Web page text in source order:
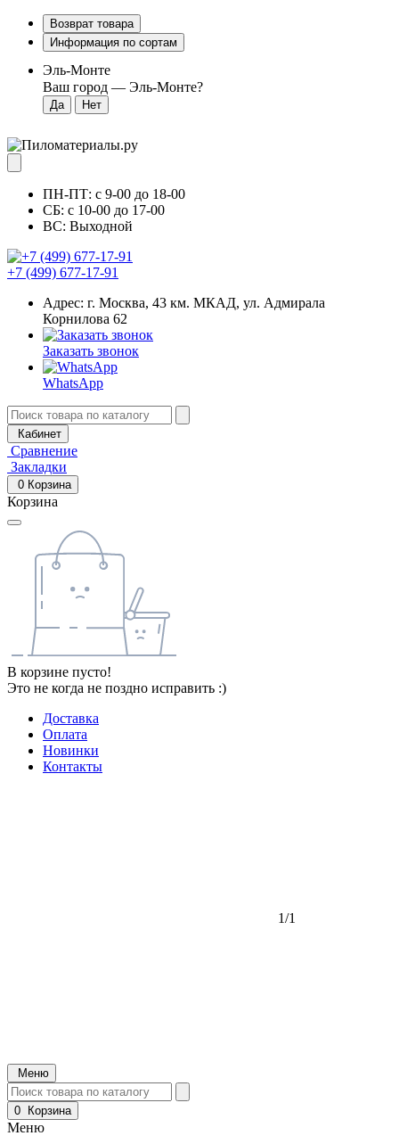
Возврат товара
Информация по сортам
Эль-Монте
Ваш город — Эль-Монте?
ПН-ПТ: с 9-00 до 18-00
СБ: с 10-00 до 17-00
ВС: Выходной
+7 (499) 677-17-91
Адрес: г. Москва, 43 км. МКАД, ул. Адмирала
Корнилова 62
Заказать звонок
WhatsApp
Кабинет
Сравнение
Закладки
0 Корзина
Корзина
В корзине пусто!
Это не когда не поздно исправить :)
Доставка
Оплата
Новинки
Контакты
1/1
Меню
0 Корзина
Меню